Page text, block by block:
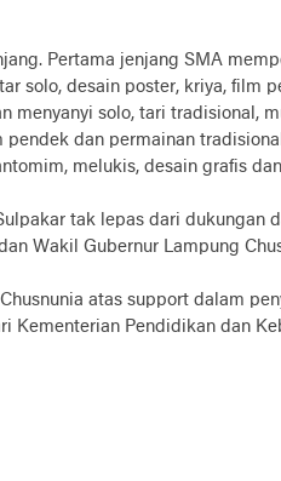
Pertama jenjang SMA
solo, desain poster, kriya, film
menyanyi solo, tari tradisional,
dan permainan
melukis, desain grafis
tak lepas dari dukungan
Wakil Gubernur Lampung
atas support dalam
Kementerian Pendidikan dan